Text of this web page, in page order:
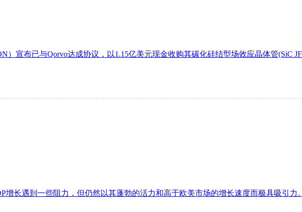
宣布已与Qorvo达成协议，以1.15亿美元现金收购其碳化硅结型场效应晶体管(SiC
长遇到一些阻力，但仍然以其蓬勃的活力和高于欧美市场的增长速度而极具吸引力